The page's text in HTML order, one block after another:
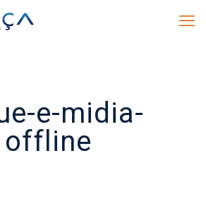
e-midia-
offline